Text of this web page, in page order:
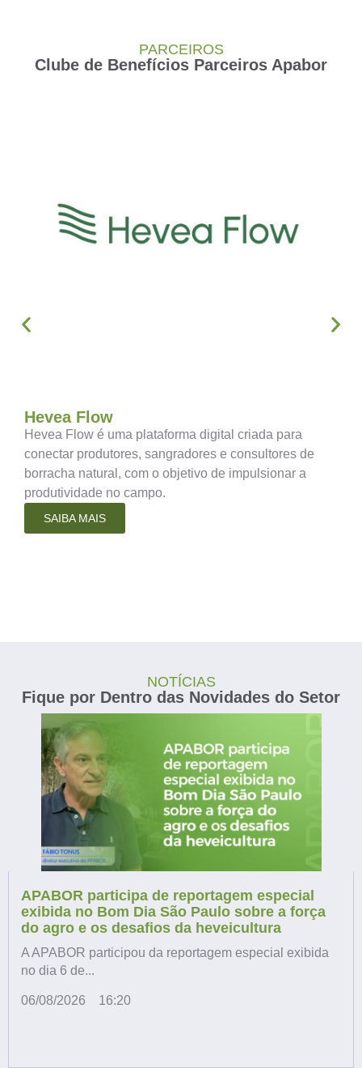
PARCEIROS
Clube de Benefícios Parceiros Apabor
Hevea Flow
Hevea Flow é uma plataforma digital criada para
conectar produtores, sangradores e consultores de
borracha natural, com o objetivo de impulsionar a
produtividade no campo.
SAIBA MAIS
NOTÍCIAS
Fique por Dentro das Novidades do Setor
APABOR participa de reportagem especial
exibida no Bom Dia São Paulo sobre a força
do agro e os desafios da heveicultura
A APABOR participou da reportagem especial exibida
no dia 6 de...
06/08/2026 16:20